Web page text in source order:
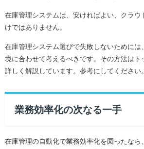
在庫管理システムは、安ければよい、クラウ
けではありません。
在庫管理システム選びで失敗しないためには
境に合わせて考えるべきです。その方法はト
詳しく解説しています。参考にしてください。
業務効率化の次なる一手
在庫管理の自動化で業務効率化を図ったなら